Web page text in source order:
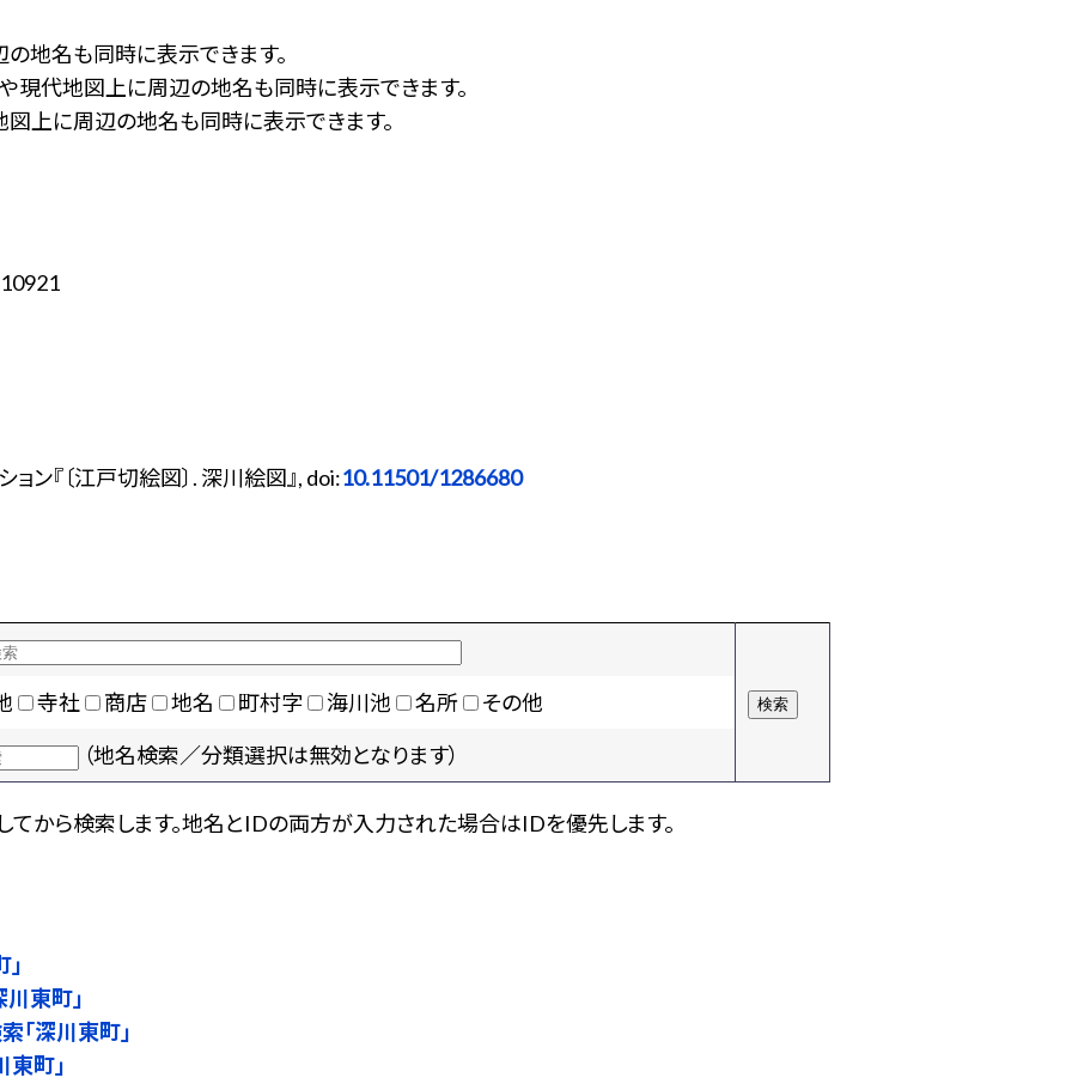
地名も同時に表示できます。
や現代地図上に周辺の地名も同時に表示できます。
図上に周辺の地名も同時に表示できます。
ン『〔江戸切絵図〕. 深川絵図』, doi:10.11501/1286680
寺社 商店 地名 町村字 海川池 名所
その他
（地名検索／分類選択は無効となります）
から検索します。地名とIDの両方が入力された場合はIDを優先します。
東町」
「深川東町」
町」